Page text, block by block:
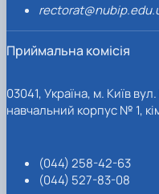
Приймальна комісія
03041, Україна, м. Київ
навчальний корпус № 1,
(044) 258-42-63
(044) 527-83-08